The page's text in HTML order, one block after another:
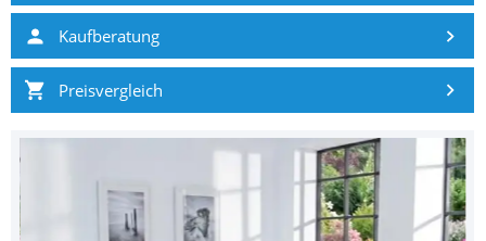
Kaufberatung
Preisvergleich